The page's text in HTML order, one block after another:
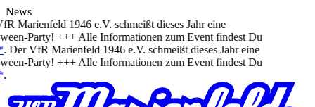
News
Marienfeld 1946 e.V. schmeißt dieses Jahr eine
Party! +++ Alle Informationen zum Event findest Du
Der VfR Marienfeld 1946 e.V. schmeißt dieses Jahr eine
Party! +++ Alle Informationen zum Event findest Du